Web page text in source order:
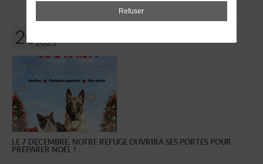
202025
LE 7 DÉCEMBRE, NOTRE REFUGE OUVRIRA SES PORTES POUR
PRÉPARER NOËL !
Refuser